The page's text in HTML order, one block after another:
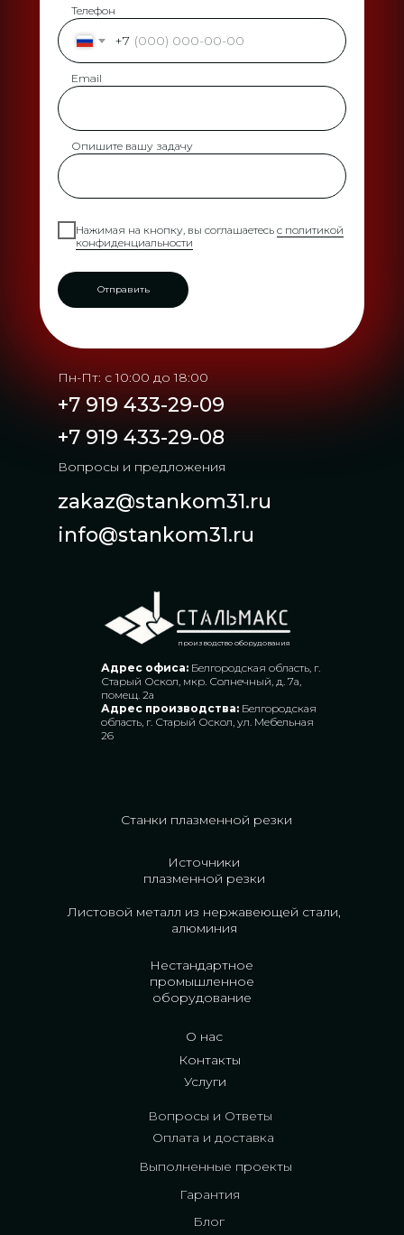
+7
Нажимая на кнопку, вы соглашаетесь с политикой
конфиденциальности
Отправить
Телефон
Email
Опишите вашу задачу
info@stankom31.ru
zakaz@stankom31.ru
+7 919 433-29-09
+7 919 433-29-08
Пн-Пт: с 10:00 до 18:00
Вопросы и предложения
производство оборудования
Станки плазменной резки
Нестандартное
промышленное
оборудование
Листовой металл из нержавеющей стали,
алюминия
Источники
плазменной резки
О нас
Контакты
Блог
Гарантия
Выполненные проекты
Оплата и доставка
Вопросы и Ответы
Адрес офиса: Белгородская область, г.
Старый Оскол, мкр. Солнечный, д. 7а,
помещ. 2а
Адрес производства: Белгородская
область, г. Старый Оскол, ул. Мебельная
26
Услуги